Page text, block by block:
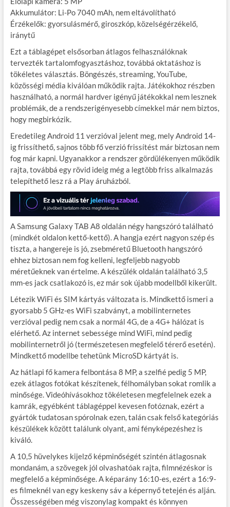
Akkumulátor: Li-Po 7040 mAh, nem eltávolítható
Érzékelők: gyorsulásmérő, giroszkóp, közelségérzékelő,
iránytű
Ezt a táblagépet elsősorban átlagos felhasználóknak
tervezték tartalomfogyasztáshoz, továbbá oktatáshoz is
tökéletes választás. Böngészés, streaming, YouTube,
közösségi média kiválóan működik rajta. Játékokhoz részben
használható, a normál hardver igényű játékokkal nem lesznek
problémák, de a rendszerigényesebb címekkel már nem biztos,
hogy megbirkózik.
Eredetileg Android 11 verzióval jelent meg, mely Android 14-
ig frissíthető, sajnos több fő verzió frissítést már biztosan nem
fog már kapni. Ugyanakkor a rendszer gördülékenyen működik
rajta, továbbá egy rövid ideig még a legtöbb friss alkalmazás
telepíthető lesz rá a Play áruházból.
A Samsung Galaxy TAB A8 oldalán négy hangszóró található
(mindkét oldalon kettő-kettő). A hangja ezért nagyon szép és
tiszta, a hangereje is jó, zsebméretű Bluetooth hangszóró
ehhez biztosan nem fog kelleni, legfeljebb nagyobb
méretűeknek van értelme. A készülék oldalán található 3,5
mm-es jack csatlakozó is, ez már sok újabb modellből kikerült.
Létezik WiFi és SIM kártyás változata is. Mindkettő ismeri a
gyorsabb 5 GHz-es WiFi szabványt, a mobilinternetes
verzióval pedig nem csak a normál 4G, de a 4G+ hálózat is
elérhető. Az internet sebessége mind WiFi, mind pedig
mobilinternetről jó (természetesen megfelelő térerő esetén).
Mindkettő modellbe tehetünk MicroSD kártyát is.
Az hátlapi fő kamera felbontása 8 MP, a szelfié pedig 5 MP,
ezek átlagos fotókat készítenek, félhomályban sokat romlik a
minősége. Videóhívásokhoz tökéletesen megfelelnek ezek a
kamrák, egyébként táblagéppel kevesen fotóznak, ezért a
gyártók tudatosan spórolnak ezen, talán csak felső kategóriás
készülékek között találunk olyant, ami fényképezéshez is
kiváló.
A 10,5 hüvelykes kijelző képminőségét szintén átlagosnak
mondanám, a szövegek jól olvashatóak rajta, filmnézéskor is
megfelelő a képminősége. A képarány 16:10-es, ezért a 16:9-
es filmeknél van egy keskeny sáv a képernyő tetején és alján.
Összességében még viszonylag kompakt és könnyen